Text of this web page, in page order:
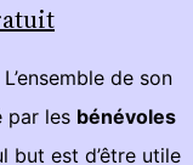
L’ensemble de son
par les bénévoles
but est d’être utile